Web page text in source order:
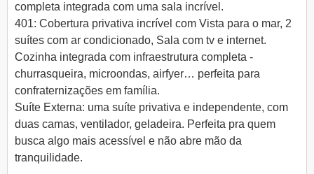
completa integrada com uma sala incrível.
401: Cobertura privativa incrível com Vista para o mar, 2
suítes com ar condicionado, Sala com tv e internet.
Cozinha integrada com infraestrutura completa -
churrasqueira, microondas, airfyer… perfeita para
confraternizações em família.
Suíte Externa: uma suíte privativa e independente, com
duas camas, ventilador, geladeira. Perfeita pra quem
busca algo mais acessível e não abre mão da
tranquilidade.